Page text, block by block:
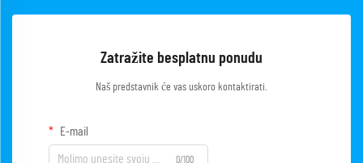
Zatražite besplatnu ponudu
Naš predstavnik će vas uskoro kontaktirati.
E-mail
0/100